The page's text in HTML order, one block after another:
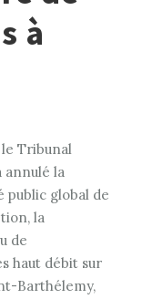
à
le Tribunal
la
public global de
la
de
haut débit sur
Barthélemy,